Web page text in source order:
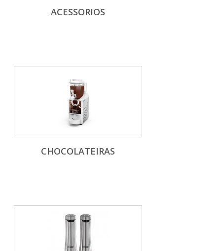
ACESSORIOS
CHOCOLATEIRAS